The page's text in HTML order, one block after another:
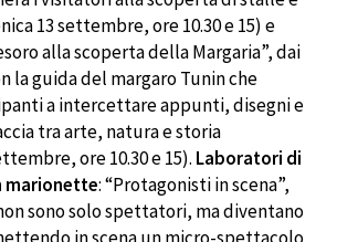
13 settembre, ore 10.30 e 15) e
alla scoperta della Margaria”, dai
la guida del margaro Tunin che
a intercettare appunti, disegni e
tra arte, natura e storia
ore 10.30 e 15). Laboratori di
marionette: “Protagonisti in scena”,
sono solo spettatori, ma diventano